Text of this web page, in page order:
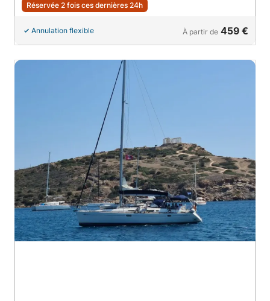
Réservée 2 fois ces dernières 24h
Annulation flexible À partir de 459 €